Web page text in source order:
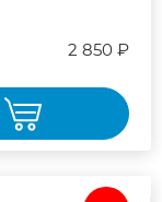
2 850 ₽